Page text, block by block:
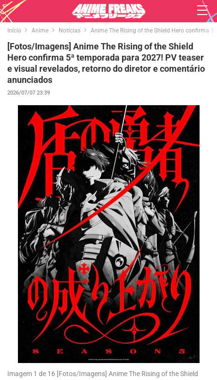
Início Anime Notícias Anime The Rising of the Shield Hero confirma
[Fotos/Imagens] Anime The Rising of the Shield
Hero confirma 5ª temporada para 2027! PV teaser
e visual revelados, retorno do diretor e comentário
anunciados
2026/07/07 23:39
Imagem 1 de 16 [Fotos/Imagens] Anime The Rising of the Shield